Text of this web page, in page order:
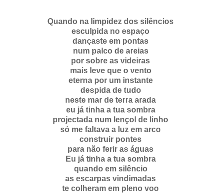
Quando na limpidez dos silêncios
esculpida no espaço
dançaste em pontas
num palco de areias
por sobre as videiras
mais leve que o vento
eterna por um instante
despida de tudo
neste mar de terra arada
eu já tinha a tua sombra
projectada num lençol de linho
só me faltava a luz em arco
construir pontes
para não ferir as águas
Eu já tinha a tua sombra
quando em silêncio
as escarpas vindimadas
te colheram em pleno voo